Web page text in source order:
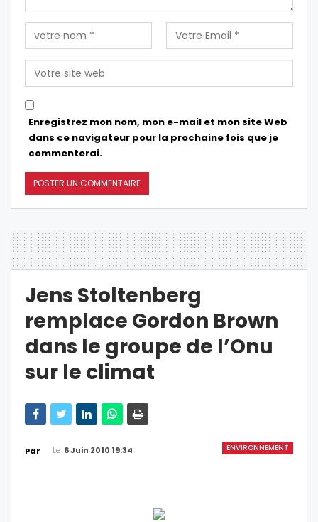
Enregistrez mon nom, mon e-mail et mon site Web
dans ce navigateur pour la prochaine fois que je
commenterai.
Jens Stoltenberg
remplace Gordon Brown
dans le groupe de l’Onu
sur le climat
ENVIRONNEMENT
Par Le 6 Juin 2010 19:34